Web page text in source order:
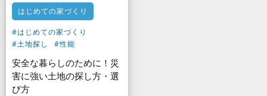
はじめての家づくり
#はじめての家づくり
#土地探し
#性能
安全な暮らしのために！災
害に強い土地の探し方・選
び方